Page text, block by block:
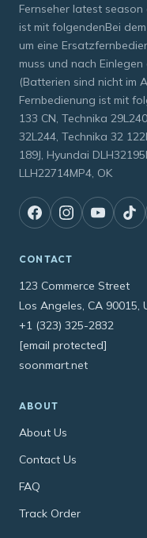
Fernseher latest
ist mit folgendenBei
um eine
muss und nach
(Batterien sind nicht im
Fernbedienung ist mit
133 CN, Technika
32L244, Technika 32
189J, Hyundai
LLH22714MP4, OK
CONTACT
123 Commerce Street
Los Angeles, CA 90015,
+1 (323) 325-2832
[email protected]
soonmart.net
ABOUT
About Us
Contact Us
FAQ
Track Order